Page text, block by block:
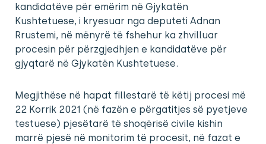
kandidatëve për emërim në Gjykatën
Kushtetuese, i kryesuar nga deputeti Adnan
Rrustemi, në mënyrë të fshehur ka zhvilluar
procesin për përzgjedhjen e kandidatëve për
gjyqtarë në Gjykatën Kushtetuese.
Megjithëse në hapat fillestarë të këtij procesi më
22 Korrik 2021 (në fazën e përgatitjes së pyetjeve
testuese) pjesëtarë të shoqërisë civile kishin
marrë pjesë në monitorim të procesit, në fazat e